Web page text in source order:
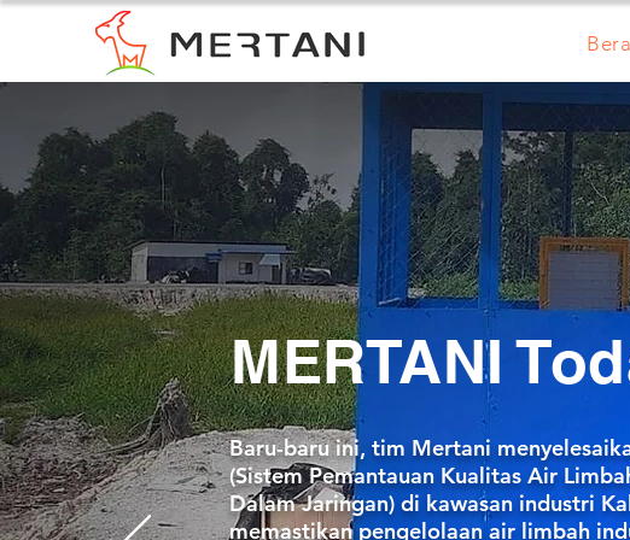
MERTANI
Baru-baru ini, tim Mertani
(Sistem Pemantauan Kualitas Air
Dalam Jaringan) di kawasan industri
memastikan pengelolaan air limbah